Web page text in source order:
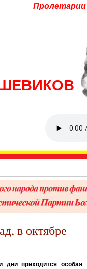
Пролетарии
в октябре
дни приходится особая